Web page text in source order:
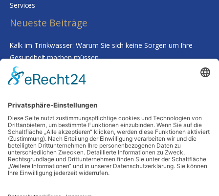
Services
Neueste Beiträge
Kalk im Trinkwasser: Warum Sie sich keine Sorgen um Ihre
Gesundheit machen müssen
Smarte Prozessgestaltung im Unternehmen – Wenn
Routineaufgaben plötzlich kaum noch Zeit kosten
Nährstoffe alles verändern
Wenn Worte fehlen: Wie man Abschied nimmt, ohne etwas zu
übersehen
Schutz vor Feuchtigkeit: So bleibt Ihr Zuhause auch in
Jahrzehnten stabil
Schlagwörter